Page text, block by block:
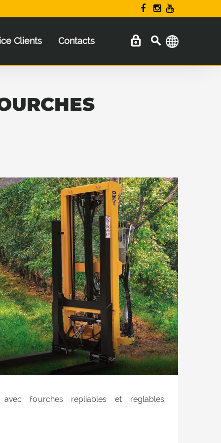
Clients Contacts
avec fourches repliables et reglables,
vérin sur le 3ème point, presseur de